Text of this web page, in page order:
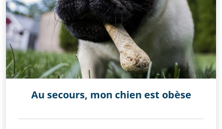
Au secours, mon chien est obèse